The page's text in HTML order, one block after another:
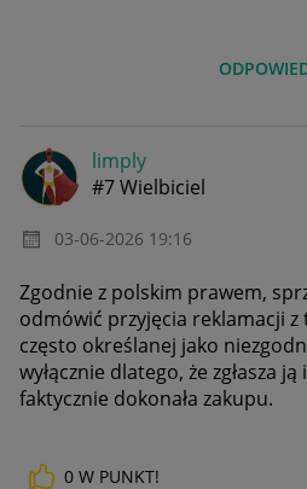
limply
#7 Wielbiciel
‎03-06-2026 19:16
Zgodnie z polskim prawem,
odmówić przyjęcia reklamacji
często określanej jako
wyłącznie dlatego, że zgłasza
faktycznie dokonała zakupu.
0 W PUNKT!